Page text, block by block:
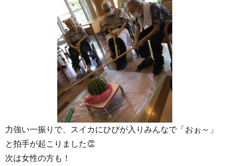
力強い一振りで、スイカにひびが入りみんなで「おぉ～」
と拍手が起こりました👏
次は女性の方も！